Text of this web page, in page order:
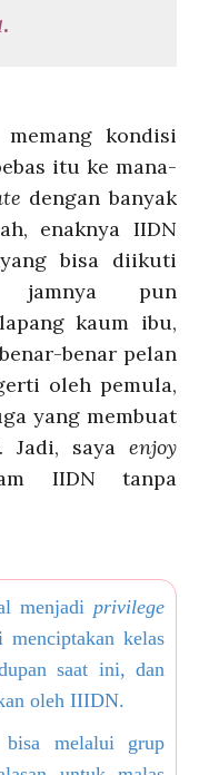
kondisi
itu ke mana-
dengan banyak
enaknya IIDN
bisa diikuti
jamnya pun
kaum ibu,
benar pelan
oleh pemula,
yang membuat
Jadi, saya enjoy
IIDN tanpa
menjadi privilege
kelas
saat ini, dan
oleh IIIDN.
melalui grup